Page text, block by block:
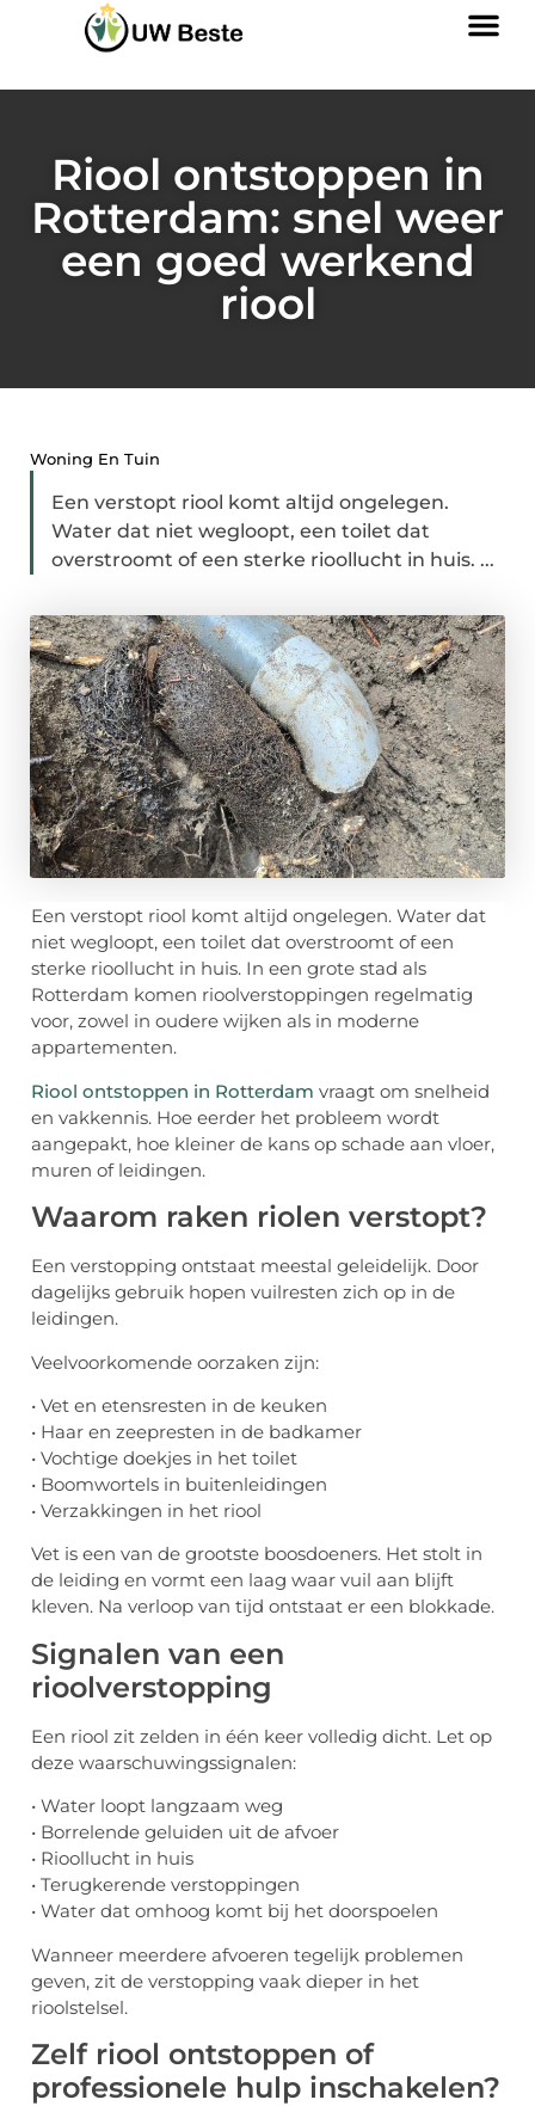
Riool ontstoppen in
Rotterdam: snel weer
een goed werkend
riool
Woning En Tuin
Een verstopt riool komt altijd ongelegen.
Water dat niet wegloopt, een toilet dat
overstroomt of een sterke rioollucht in huis. ...
Een verstopt riool komt altijd ongelegen. Water dat
niet wegloopt, een toilet dat overstroomt of een
sterke rioollucht in huis. In een grote stad als
Rotterdam komen rioolverstoppingen regelmatig
voor, zowel in oudere wijken als in moderne
appartementen.
Riool ontstoppen in Rotterdam vraagt om snelheid
en vakkennis. Hoe eerder het probleem wordt
aangepakt, hoe kleiner de kans op schade aan vloer,
muren of leidingen.
Waarom raken riolen verstopt?
Een verstopping ontstaat meestal geleidelijk. Door
dagelijks gebruik hopen vuilresten zich op in de
leidingen.
Veelvoorkomende oorzaken zijn:
• Vet en etensresten in de keuken
• Haar en zeepresten in de badkamer
• Vochtige doekjes in het toilet
• Boomwortels in buitenleidingen
• Verzakkingen in het riool
Vet is een van de grootste boosdoeners. Het stolt in
de leiding en vormt een laag waar vuil aan blijft
kleven. Na verloop van tijd ontstaat er een blokkade.
Signalen van een
rioolverstopping
Een riool zit zelden in één keer volledig dicht. Let op
deze waarschuwingssignalen:
• Water loopt langzaam weg
• Borrelende geluiden uit de afvoer
• Rioollucht in huis
• Terugkerende verstoppingen
• Water dat omhoog komt bij het doorspoelen
Wanneer meerdere afvoeren tegelijk problemen
geven, zit de verstopping vaak dieper in het
rioolstelsel.
Zelf riool ontstoppen of
professionele hulp inschakelen?